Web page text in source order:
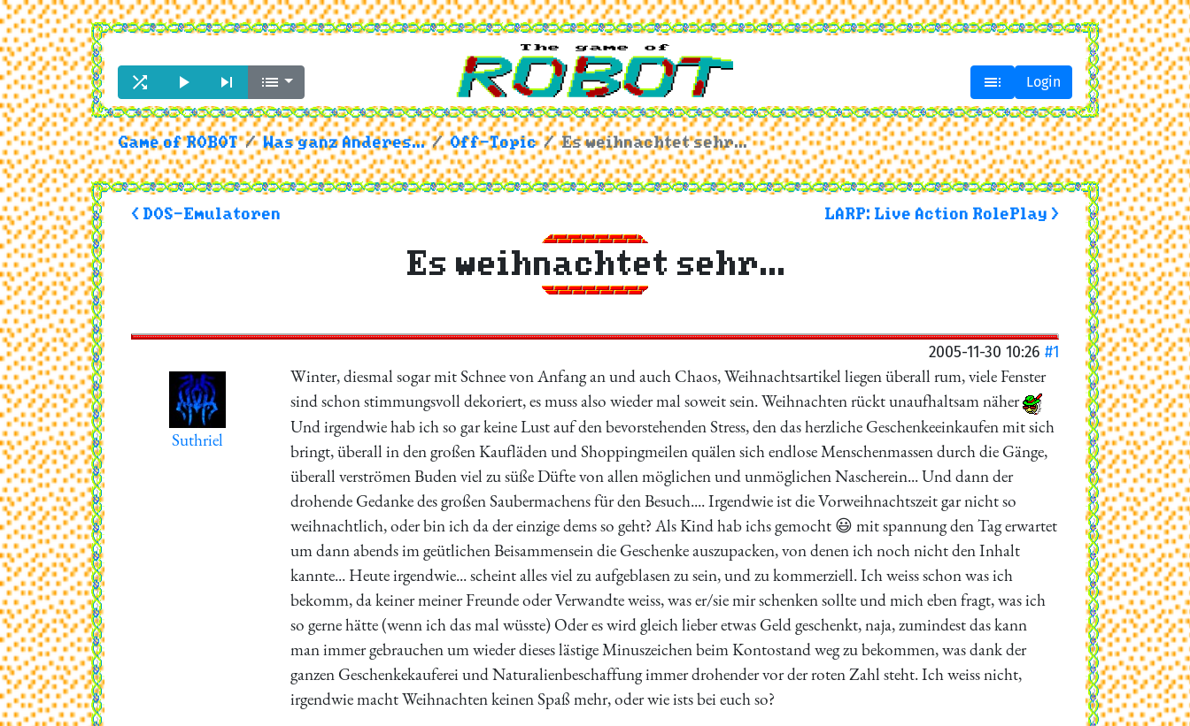
     Login
Game of ROBOT Was ganz Anderes... Off-Topic Es weihnachtet sehr...
< DOS-Emulatoren LARP: Live Action RolePlay >
Es weihnachtet sehr...
2005-11-30 10:26 #1
Suthriel
Winter, diesmal sogar mit Schnee von Anfang an und auch Chaos, Weihnachtsartikel liegen überall rum, viele Fenster
sind schon stimmungsvoll dekoriert, es muss also wieder mal soweit sein. Weihnachten rückt unaufhaltsam näher
Und irgendwie hab ich so gar keine Lust auf den bevorstehenden Stress, den das herzliche Geschenkeeinkaufen mit sich
bringt, überall in den großen Kaufläden und Shoppingmeilen quälen sich endlose Menschenmassen durch die Gänge,
überall verströmen Buden viel zu süße Düfte von allen möglichen und unmöglichen Nascherein... Und dann der
drohende Gedanke des großen Saubermachens für den Besuch.... Irgendwie ist die Vorweihnachtszeit gar nicht so
weihnachtlich, oder bin ich da der einzige dems so geht? Als Kind hab ichs gemocht 😃 mit spannung den Tag erwartet
um dann abends im geütlichen Beisammensein die Geschenke auszupacken, von denen ich noch nicht den Inhalt
kannte... Heute irgendwie... scheint alles viel zu aufgeblasen zu sein, und zu kommerziell. Ich weiss schon was ich
bekomm, da keiner meiner Freunde oder Verwandte weiss, was er/sie mir schenken sollte und mich eben fragt, was ich
so gerne hätte (wenn ich das mal wüsste) Oder es wird gleich lieber etwas Geld geschenkt, naja, zumindest das kann
man immer gebrauchen um wieder dieses lästige Minuszeichen beim Kontostand weg zu bekommen, was dank der
ganzen Geschenkekauferei und Naturalienbeschaffung immer drohender vor der roten Zahl steht. Ich weiss nicht,
irgendwie macht Weihnachten keinen Spaß mehr, oder wie ists bei euch so?